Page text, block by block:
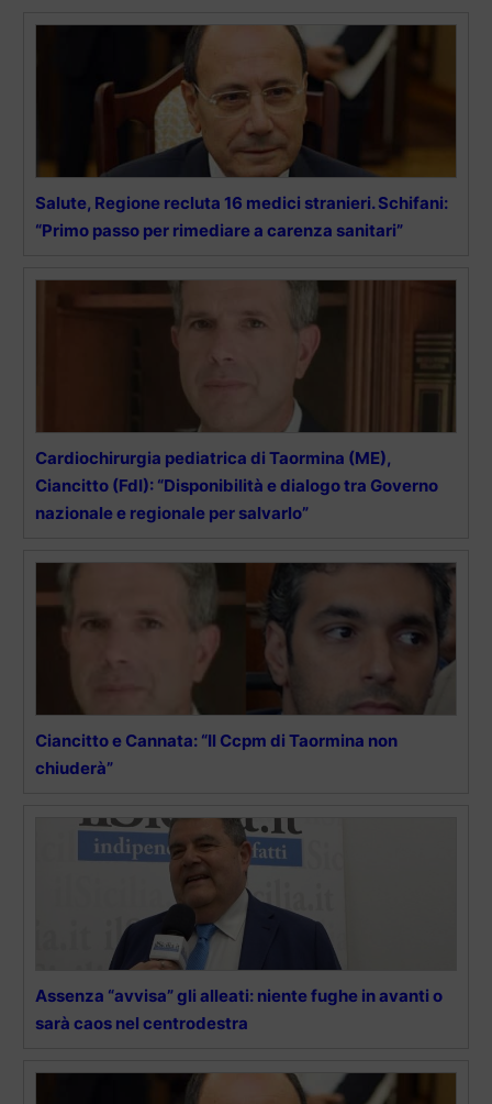
Salute, Regione recluta 16 medici stranieri. Schifani:
“Primo passo per rimediare a carenza sanitari”
Cardiochirurgia pediatrica di Taormina (ME),
Ciancitto (FdI): “Disponibilità e dialogo tra Governo
nazionale e regionale per salvarlo”
Ciancitto e Cannata: “Il Ccpm di Taormina non
chiuderà”
Assenza “avvisa” gli alleati: niente fughe in avanti o
sarà caos nel centrodestra